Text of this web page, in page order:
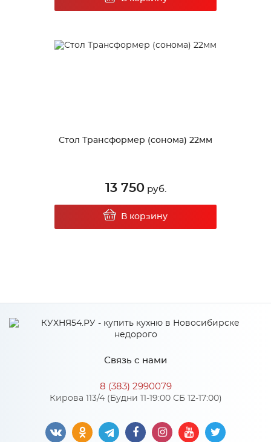
Стол Трансформер (сонома) 22мм
13 750руб.
В корзину
Связь с нами
8 (383) 2990079
Кирова 113/4 (Будни 11-19:00 СБ 12-17:00)